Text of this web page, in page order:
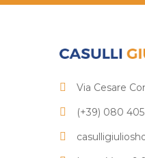
Via Cesare
(+39) 080